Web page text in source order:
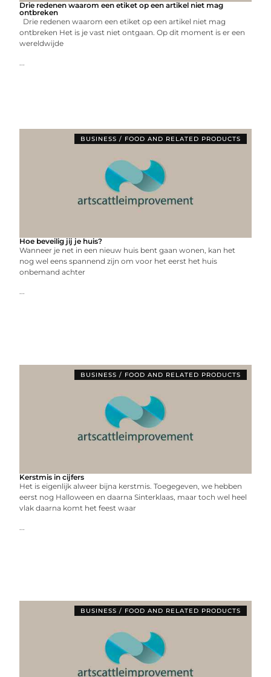
Drie redenen waarom een etiket op een artikel niet mag
ontbreken
Drie redenen waarom een etiket op een artikel niet mag
ontbreken Het is je vast niet ontgaan. Op dit moment is er een
wereldwijde
...
BUSINESS / FOOD AND RELATED PRODUCTS
Hoe beveilig jij je huis?
Wanneer je net in een nieuw huis bent gaan wonen, kan het
nog wel eens spannend zijn om voor het eerst het huis
onbemand achter
...
BUSINESS / FOOD AND RELATED PRODUCTS
Kerstmis in cijfers
Het is eigenlijk alweer bijna kerstmis. Toegegeven, we hebben
eerst nog Halloween en daarna Sinterklaas, maar toch wel heel
vlak daarna komt het feest waar
...
BUSINESS / FOOD AND RELATED PRODUCTS